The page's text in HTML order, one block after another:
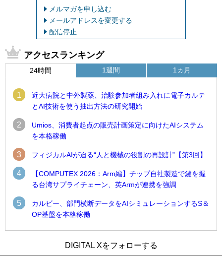
メルマガを申し込む
メールアドレスを変更する
配信停止
アクセスランキング
24時間
1
近大病院と中外製薬、治験参加者組み入れに電子カルテ
とAI技術を使う抽出方法の研究開始
2
Umios、消費者起点の販売計画策定に向けたAIシステム
を本格稼働
3 フィジカルAIが迫る“人と機械の役割の再設計”【第3回】
4
【COMPUTEX 2026：Arm編】チップ自社製造で鍵を握
る台湾サプライチェーン、英Armが連携を強調
5
カルビー、部門横断データをAIシミュレーションするS＆
OP基盤を本格稼働
1週間 1ヵ月
合基盤を本格稼働DIGITAL Xをフォローする